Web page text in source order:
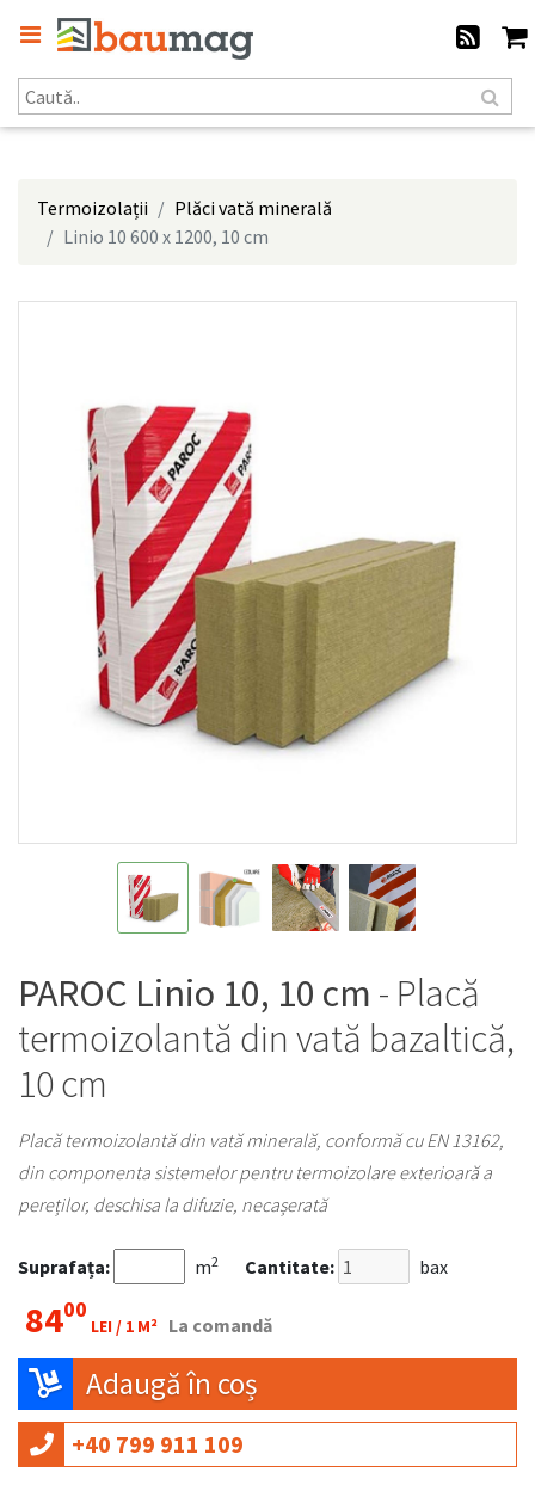
Termoizolații
Plăci vată minerală
Linio 10 600 x 1200, 10 cm
PAROC Linio 10, 10 cm - Placă
termoizolantă din vată bazaltică,
10 cm
Placă termoizolantă din vată minerală, conformă cu EN 13162,
din componenta sistemelor pentru termoizolare exterioară a
pereților, deschisa la difuzie, necașerată
Suprafața: m2 Cantitate: bax
8400
LEI / 1 M² La comandă
Adaugă în coș
+40 799 911 109